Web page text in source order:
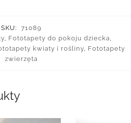
SKU:
71089
, Fototapety do pokoju dziecka,
kwiaty i rośliny, Fototapety
zwierzęta